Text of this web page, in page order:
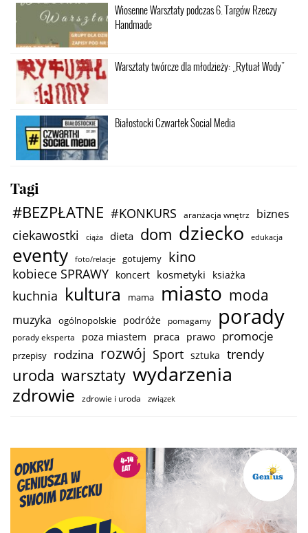
Wiosenne Warsztaty podczas 6. Targów Rzeczy
Handmade
Warsztaty twórcze dla młodzieży: „Rytuał Wody”
Białostocki Czwartek Social Media
Tagi
#BEZPŁATNE #KONKURS aranżacja wnętrz biznes
ciekawostki ciąża dieta dom dziecko edukacja
eventy foto/relacje gotujemy kino
kobiece SPRAWY koncert kosmetyki ksiażka
kuchnia kultura mama miasto moda
muzyka ogólnopolskie podróże pomagamy porady
porady eksperta poza miastem praca prawo promocje
przepisy rodzina rozwój Sport sztuka trendy
uroda warsztaty wydarzenia
zdrowie zdrowie i uroda związek